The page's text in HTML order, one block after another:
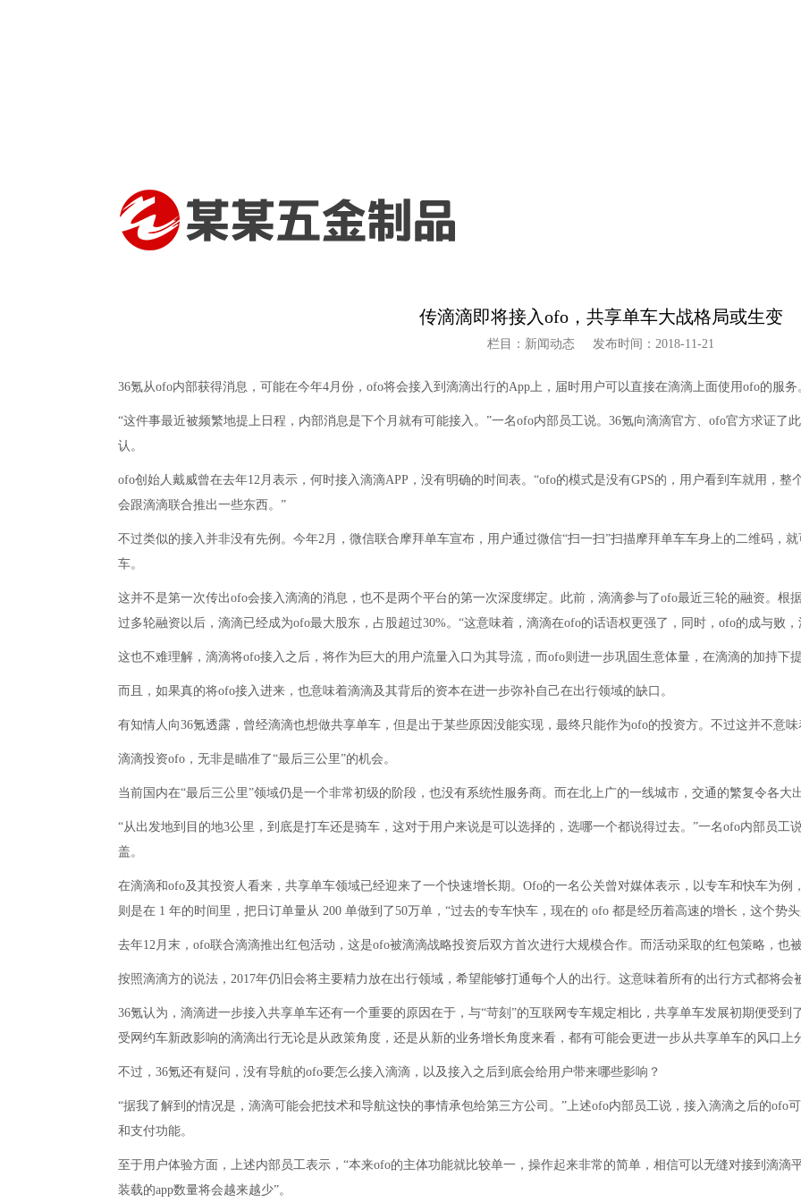
传滴滴即将接入ofo，共享单车大战格局或生变
栏目：新闻动态 发布时间：2018-11-21
36氪从ofo内部获得消息，可能在今年4月份，ofo将会接入到滴滴出行的App上，届时用户可以直接在滴滴上面使用ofo的服务
“这件事最近被频繁地提上日程，内部消息是下个月就有可能接入。”一名ofo内部员工说。36氪向滴滴官方、ofo官方求证了
认。
ofo创始人戴威曾在去年12月表示，何时接入滴滴APP，没有明确的时间表。“ofo的模式是没有GPS的，用户看到车就用，
会跟滴滴联合推出一些东西。”
不过类似的接入并非没有先例。今年2月，微信联合摩拜单车宣布，用户通过微信“扫一扫”扫描摩拜单车车身上的二维码，
车。
这并不是第一次传出ofo会接入滴滴的消息，也不是两个平台的第一次深度绑定。此前，滴滴参与了ofo最近三轮的融资。根
过多轮融资以后，滴滴已经成为ofo最大股东，占股超过30%。“这意味着，滴滴在ofo的话语权更强了，同时，ofo的成与败
这也不难理解，滴滴将ofo接入之后，将作为巨大的用户流量入口为其导流，而ofo则进一步巩固生意体量，在滴滴的加持下
而且，如果真的将ofo接入进来，也意味着滴滴及其背后的资本在进一步弥补自己在出行领域的缺口。
有知情人向36氪透露，曾经滴滴也想做共享单车，但是出于某些原因没能实现，最终只能作为ofo的投资方。不过这并不意
滴滴投资ofo，无非是瞄准了“最后三公里”的机会。
当前国内在“最后三公里”领域仍是一个非常初级的阶段，也没有系统性服务商。而在北上广的一线城市，交通的繁复令各大
“从出发地到目的地3公里，到底是打车还是骑车，这对于用户来说是可以选择的，选哪一个都说得过去。”一名ofo内部员工
盖。
在滴滴和ofo及其投资人看来，共享单车领域已经迎来了一个快速增长期。Ofo的一名公关曾对媒体表示，以专车和快车为例
则是在 1 年的时间里，把日订单量从 200 单做到了50万单，“过去的专车快车，现在的 ofo 都是经历着高速的增长，这个势
去年12月末，ofo联合滴滴推出红包活动，这是ofo被滴滴战略投资后双方首次进行大规模合作。而活动采取的红包策略，也
按照滴滴方的说法，2017年仍旧会将主要精力放在出行领域，希望能够打通每个人的出行。这意味着所有的出行方式都将
36氪认为，滴滴进一步接入共享单车还有一个重要的原因在于，与“苛刻”的互联网专车规定相比，共享单车发展初期便受
受网约车新政影响的滴滴出行无论是从政策角度，还是从新的业务增长角度来看，都有可能会更进一步从共享单车的风口上
不过，36氪还有疑问，没有导航的ofo要怎么接入滴滴，以及接入之后到底会给用户带来哪些影响？
“据我了解到的情况是，滴滴可能会把技术和导航这快的事情承包给第三方公司。”上述ofo内部员工说，接入滴滴之后的ofo
和支付功能。
至于用户体验方面，上述内部员工表示，“本来ofo的主体功能就比较单一，操作起来非常的简单，相信可以无缝对接到滴滴
装载的app数量将会越来越少”。